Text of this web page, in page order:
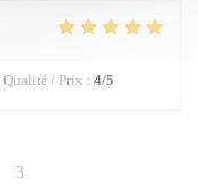
Qualité / Prix : 4/5
3